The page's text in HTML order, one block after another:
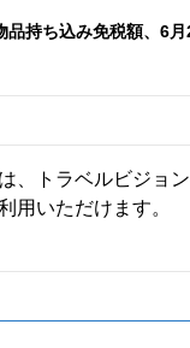
品持ち込み免税額、6
、トラベルビジョ
用いただけます。